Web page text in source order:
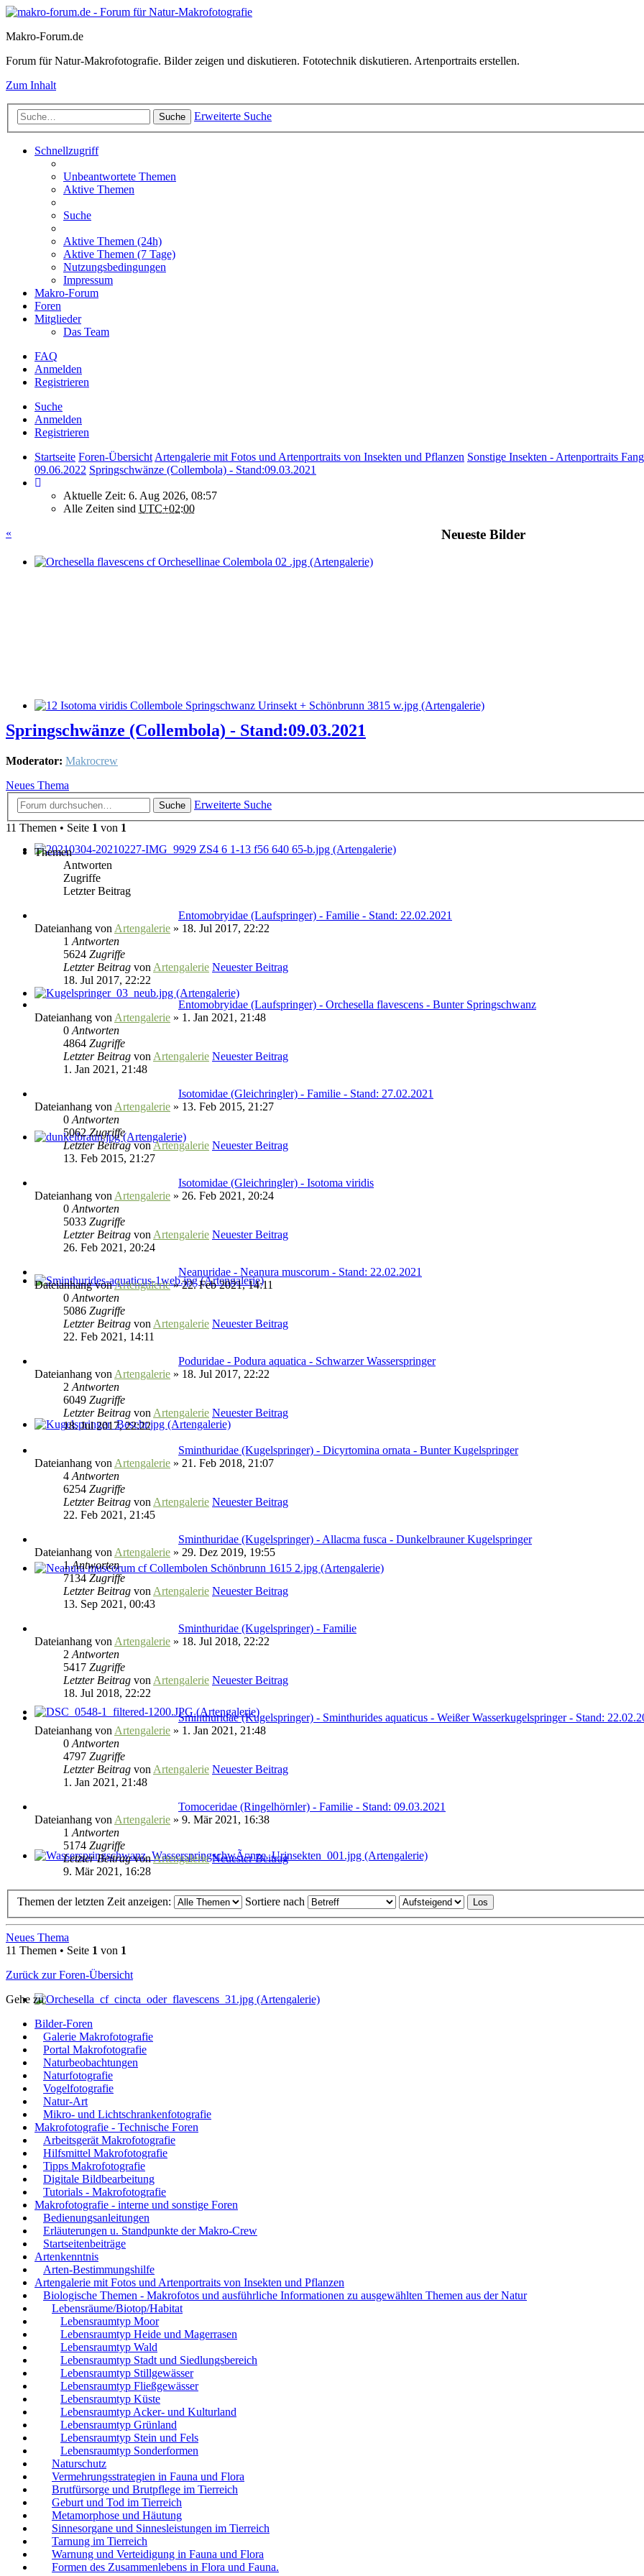
Makro-Forum.de
Forum für Natur-Makrofotografie. Bilder zeigen und diskutieren. Fototechnik diskutieren. Artenportraits erstellen.
Zum Inhalt
Suche Erweiterte Suche
Schnellzugriff
Unbeantwortete Themen
Aktive Themen
Suche
Aktive Themen (24h)
Aktive Themen (7 Tage)
Nutzungsbedingungen
Impressum
Makro-Forum
Foren
Mitglieder
Das Team
FAQ
Anmelden
Registrieren
Suche
Anmelden
Registrieren
Startseite Foren-Übersicht Artengalerie mit Fotos und Artenportraits von Insekten und Pflanzen Sonstige Insekten - Artenportraits
09.06.2022 Springschwänze (Collembola) - Stand:09.03.2021
Aktuelle Zeit: 6. Aug 2026, 08:57
Alle Zeiten sind UTC+02:00
«
Neueste Bilder
Springschwänze (Collembola) - Stand:09.03.2021
Moderator: Makrocrew
Neues Thema
Suche
Erweiterte Suche
11 Themen • Seite 1 von 1
Themen
Antworten
Zugriffe
Letzter Beitrag
Entomobryidae (Laufspringer) - Familie - Stand: 22.02.2021
Dateianhang von Artengalerie » 18. Jul 2017, 22:22
1 Antworten
5624 Zugriffe
Letzter Beitrag von Artengalerie Neuester Beitrag
18. Jul 2017, 22:22
Entomobryidae (Laufspringer) - Orchesella flavescens - Bunter Springschwanz
Dateianhang von Artengalerie » 1. Jan 2021, 21:48
0 Antworten
4864 Zugriffe
Letzter Beitrag von Artengalerie Neuester Beitrag
1. Jan 2021, 21:48
Isotomidae (Gleichringler) - Familie - Stand: 27.02.2021
Dateianhang von Artengalerie » 13. Feb 2015, 21:27
0 Antworten
5062Zugriffe
Letzter BeitragvonArtengalerie Neuester Beitrag
13. Feb 2015, 21:27
Isotomidae (Gleichringler) - Isotoma viridis
Dateianhang von Artengalerie » 26. Feb 2021, 20:24
0 Antworten
5033 Zugriffe
Letzter Beitrag von Artengalerie Neuester Beitrag
26. Feb 2021, 20:24
Neanuridae - Neanura muscorum - Stand: 22.02.2021
DateianhangvonArtengalerie» 22. Feb 2021, 14:11
0 Antworten
5086 Zugriffe
Letzter Beitrag von Artengalerie Neuester Beitrag
22. Feb 2021, 14:11
Poduridae - Podura aquatica - Schwarzer Wasserspringer
Dateianhang von Artengalerie » 18. Jul 2017, 22:22
2 Antworten
6049 Zugriffe
Letzter Beitrag von Artengalerie Neuester Beitrag
18. Jul 2017, 22:22
Sminthuridae (Kugelspringer) - Dicyrtomina ornata - Bunter Kugelspringer
Dateianhang von Artengalerie » 21. Feb 2018, 21:07
4 Antworten
6254 Zugriffe
Letzter Beitrag von Artengalerie Neuester Beitrag
22. Feb 2021, 21:45
Sminthuridae (Kugelspringer) - Allacma fusca - Dunkelbrauner Kugelspringer
Dateianhang von Artengalerie » 29. Dez 2019, 19:55
1Antworten
7134 Zugriffe
Letzter Beitrag von Artengalerie Neuester Beitrag
13. Sep 2021, 00:43
Sminthuridae (Kugelspringer) - Familie
Dateianhang von Artengalerie » 18. Jul 2018, 22:22
2 Antworten
5417 Zugriffe
Letzter Beitrag von Artengalerie Neuester Beitrag
18. Jul 2018, 22:22
Sminthuridae (Kugelspringer) - Sminthurides aquaticus - Weißer Wasserkugelspringer - Stand:
Dateianhang von Artengalerie » 1. Jan 2021, 21:48
0 Antworten
4797 Zugriffe
Letzter Beitrag von Artengalerie Neuester Beitrag
1. Jan 2021, 21:48
Tomoceridae (Ringelhörnler) - Familie - Stand: 09.03.2021
Dateianhang von Artengalerie » 9. Mär 2021, 16:38
1 Antworten
5174 Zugriffe
Letzter BeitragvonArtengalerie Neuester Beitrag
9. Mär 2021, 16:28
Themen der letzten Zeit anzeigen: Sortiere nach
Neues Thema
11 Themen • Seite 1 von 1
Zurück zur Foren-Übersicht
Gehe zu
Bilder-Foren
Galerie Makrofotografie
Portal Makrofotografie
Naturbeobachtungen
Naturfotografie
Vogelfotografie
Natur-Art
Mikro- und Lichtschrankenfotografie
Makrofotografie - Technische Foren
Arbeitsgerät Makrofotografie
Hilfsmittel Makrofotografie
Tipps Makrofotografie
Digitale Bildbearbeitung
Tutorials - Makrofotografie
Makrofotografie - interne und sonstige Foren
Bedienungsanleitungen
Erläuterungen u. Standpunkte der Makro-Crew
Startseitenbeiträge
Artenkenntnis
Arten-Bestimmungshilfe
Artengalerie mit Fotos und Artenportraits von Insekten und Pflanzen
Biologische Themen - Makrofotos und ausführliche Informationen zu ausgewählten Themen aus der Natur
Lebensräume/Biotop/Habitat
Lebensraumtyp Moor
Lebensraumtyp Heide und Magerrasen
Lebensraumtyp Wald
Lebensraumtyp Stadt und Siedlungsbereich
Lebensraumtyp Stillgewässer
Lebensraumtyp Fließgewässer
Lebensraumtyp Küste
Lebensraumtyp Acker- und Kulturland
Lebensraumtyp Grünland
Lebensraumtyp Stein und Fels
Lebensraumtyp Sonderformen
Naturschutz
Vermehrungsstrategien in Fauna und Flora
Brutfürsorge und Brutpflege im Tierreich
Geburt und Tod im Tierreich
Metamorphose und Häutung
Sinnesorgane und Sinnesleistungen im Tierreich
Tarnung im Tierreich
Warnung und Verteidigung in Fauna und Flora
Formen des Zusammenlebens in Flora und Fauna.